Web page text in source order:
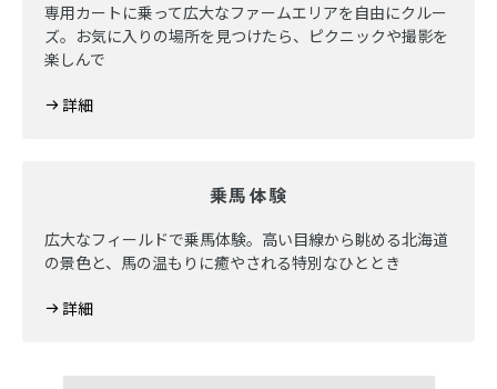
専用カートに乗って広大なファームエリアを自由にクルー
ズ。お気に入りの場所を見つけたら、ピクニックや撮影を
楽しんで
詳細
乗馬体験
広大なフィールドで乗馬体験。高い目線から眺める北海道
の景色と、馬の温もりに癒やされる特別なひととき
詳細